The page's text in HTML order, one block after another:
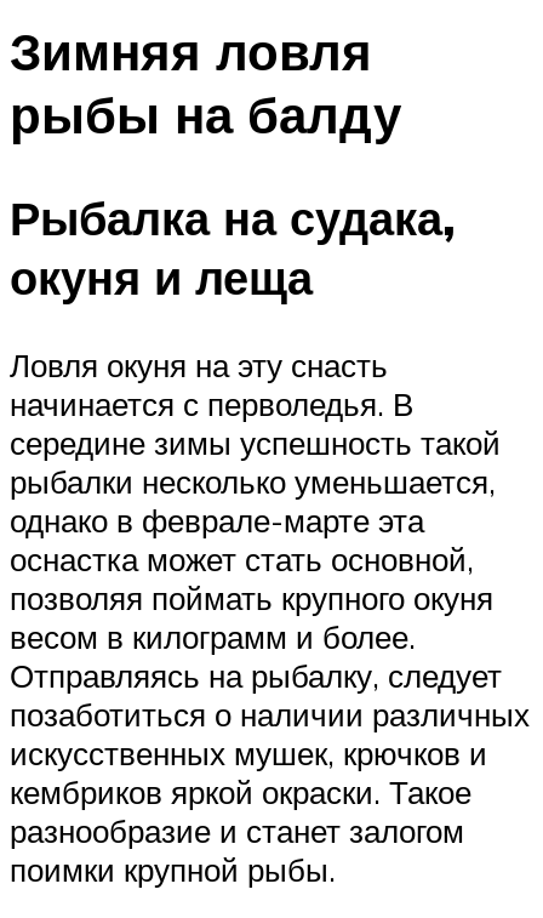
Зимняя ловля
рыбы на балду
Рыбалка на судака,
окуня и леща
Ловля окуня на эту снасть
начинается с перволедья. В
середине зимы успешность такой
рыбалки несколько уменьшается,
однако в феврале-марте эта
оснастка может стать основной,
позволяя поймать крупного окуня
весом в килограмм и более.
Отправляясь на рыбалку, следует
позаботиться о наличии различных
искусственных мушек, крючков и
кембриков яркой окраски. Такое
разнообразие и станет залогом
поимки крупной рыбы.